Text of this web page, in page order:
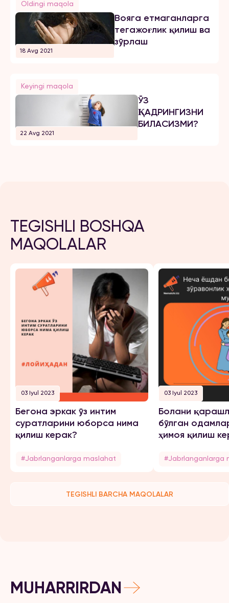
Oldingi maqola
18 Avg 2021
Вояга етмаганларга
тегажоғлик қилиш ва
зўрлаш
Keyingi maqola
22 Avg 2021
ЎЗ
ҚАДРИНГИЗНИ
БИЛАСИЗМИ?
TEGISHLI BOSHQA
MAQOLALAR
03 Iyul 2023
Бегона эркак ўз интим
суратларини юборса нима
қилиш керак?
#Jabrlanganlarga maslahat
03 Iyul 2023
Болани
бўлган
ҳимоя қилиш
#Jabrlanganlarga
TEGISHLI BARCHA MAQOLALAR
MUHARRIRDAN